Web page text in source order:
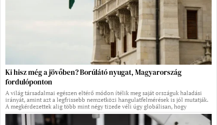
Ki hisz még a jövőben? Borúlátó nyugat, Magyarország
fordulóponton
A világ társadalmai egészen eltérő módon ítélik meg saját országuk haladási
irányát, amint azt a legfrissebb nemzetközi hangulatfelmérések is jól mutatják.
A megkérdezettek alig több mint négy tizede véli úgy globálisan, hogy